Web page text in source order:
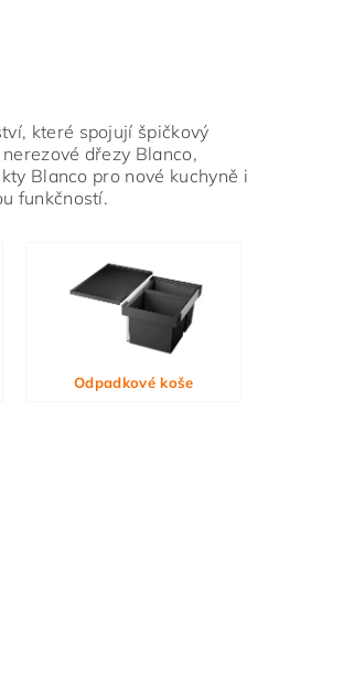
které spojují špičkový
dřezy Blanco,
Blanco pro nové kuchyně i
funkčností.
Odpadkové koše